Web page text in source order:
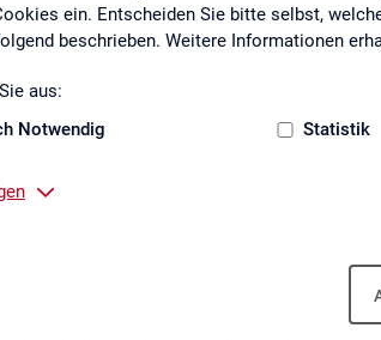
ein. Entscheiden Sie bitte selbst,
beschrieben. Weitere Informationen
aus:
Notwendig
Statistik
Monatsbericht
ak­tu­el­le Ent­wick­lung am Ar­beits- und